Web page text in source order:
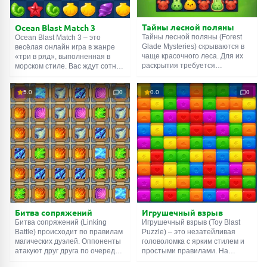
Ocean Blast Match 3
Ocean Blast Match 3 – это
весёлая онлайн игра в жанре
«три в ряд», выполненная в
морском стиле. Вас ждут сотни
гибкая система бонусов и
усилений. Правила
классические: нужно собирать
одинаковые предметы,
размещая их рядом друг с
другом. Чем больше близнецов
в одном ряду, тем лучше. Но
помните, что существует лимит
на количество ходов.
Тайны лесной поляны
Тайны лесной поляны (Forest
Glade Mysteries) скрываются в
чаще красочного леса. Для их
раскрытия требуется
одинаковых животных. Три
зверушки, поставленные в один
ряд, начисляют призовые очки.
Четыре и больше – дают
бустеры. Каждый уровень
имеет свою цель и ограничен
количеством ходов, которые вы
можете совершить. Приятной
игры!
5.0 0
Битва сопряжений
Битва сопряжений (Linking
Battle) происходит по правилам
магических дуэлей. Оппоненты
атакуют друг друга по очереди,
0.0 0
Игрушечный взрыв
Игрушечный взрыв (Toy Blast
Puzzle) – это незатейливая
головоломка с ярким стилем и
простыми правилами. На